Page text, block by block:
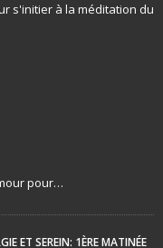
s'initier à la méditation du
pour…
ET SEREIN: 1ÈRE MATINÉE